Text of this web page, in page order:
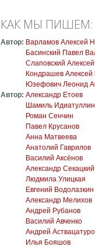
КАК МЫ ПИШЕМ:
Автор: Варламов Алексей
Басинский Павел
Слаповский
Кондрашев Алексей
Юзефович Леонид
Автор: Александр Етоев
Шамиль Идиатуллин
Роман Сенчин
Павел Крусанов
Анна Матвеева
Анатолий Гаврилов
Василий Аксёнов
Александр Секацкий
Людмила Улицкая
Евгений Водолазкин
Александр Мелихов
Андрей Рубанов
Василий Авченко
Андрей
Илья Бояшов